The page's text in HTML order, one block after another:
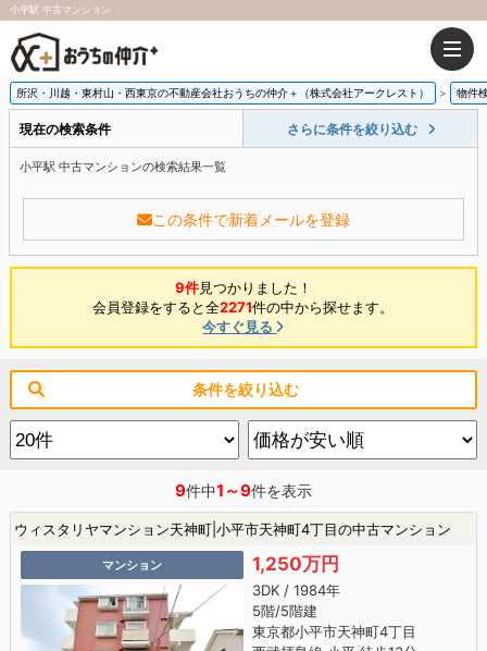
小平駅 中古マンション
所沢・川越・東村山・西東京の不動産会社おうちの仲介＋（株式会社アークレスト） 物件
現在の検索条件 さらに条件を絞り込む
小平駅 中古マンションの検索結果一覧
この条件で新着メールを登録
9件見つかりました！
会員登録をすると全2271件の中から探せます。
今すぐ見る
条件を絞り込む
9件中1～9件を表示
ウィスタリヤマンション天神町|小平市天神町4丁目の中古マンション
マンション 1,250万円
3DK / 1984年
5階/5階建
東京都小平市天神町4丁目